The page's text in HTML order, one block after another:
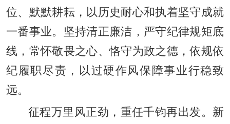
位、默默耕耘，以历史耐心和执着坚守成就
一番事业。坚持清正廉洁，严守纪律规矩底
线，常怀敬畏之心、恪守为政之德，依规依
纪履职尽责，以过硬作风保障事业行稳致
远。
征程万里风正劲，重任千钧再出发。新